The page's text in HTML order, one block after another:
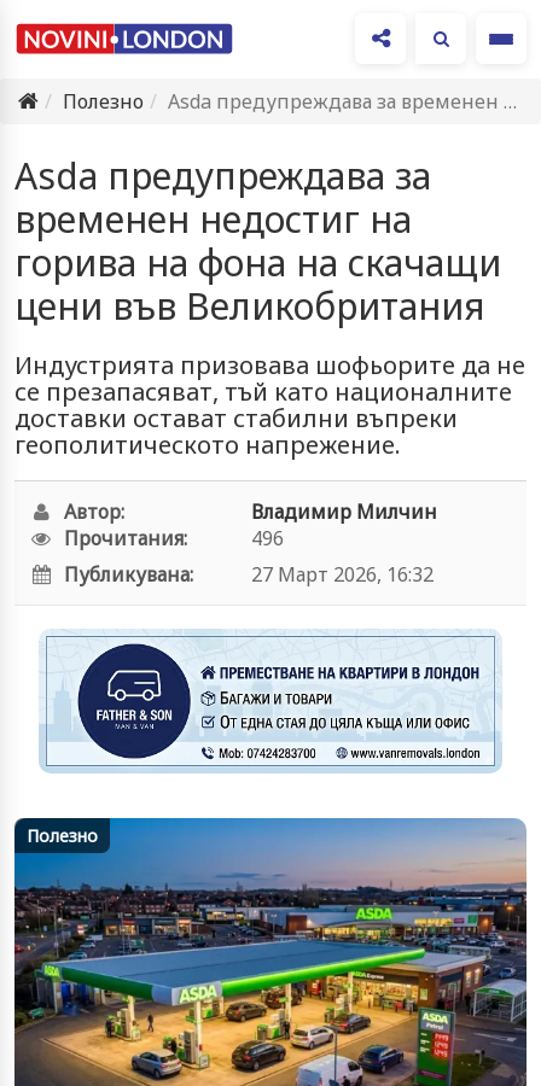
Полезно
Asda предупреждава за временен недостиг на горива на фона на…
Asda предупреждава за
временен недостиг на
горива на фона на скачащи
цени във Великобритания
Индустрията призовава шофьорите да не
се презапасяват, тъй като националните
доставки остават стабилни въпреки
геополитическото напрежение.
Автор:
Владимир Милчин
Прочитания:
496
Публикувана:
27 Март 2026, 16:32
Полезно